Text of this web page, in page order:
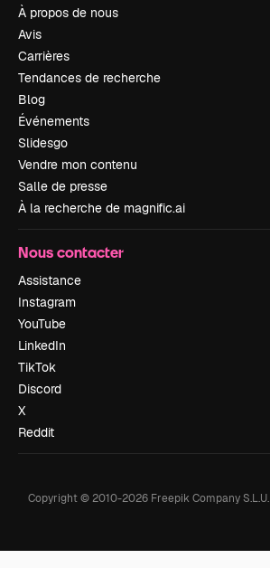
À propos de nous
Avis
Carrières
Tendances de recherche
Blog
Événements
Slidesgo
Vendre mon contenu
Salle de presse
À la recherche de magnific.ai
Nous contacter
Assistance
Instagram
YouTube
LinkedIn
TikTok
Discord
X
Reddit
Copyright © 2010-2026 Freepik Company S.L.U.